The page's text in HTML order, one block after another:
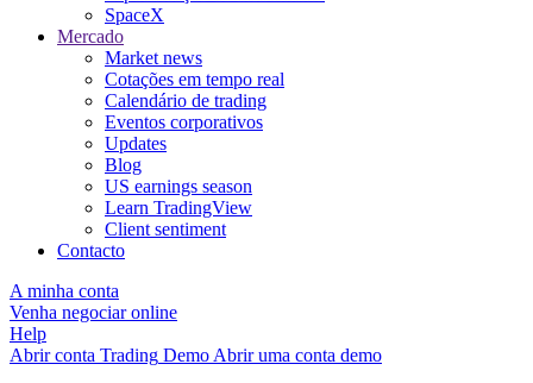
SpaceX
Mercado
Market news
Cotações em tempo real
Calendário de trading
Eventos corporativos
Updates
Blog
US earnings season
Learn TradingView
Client sentiment
Contacto
A minha conta
Venha negociar online
Help
Abrir conta Trading Demo Abrir uma conta demo